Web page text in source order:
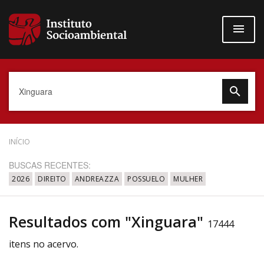
para
conteúdo
Data do Documento
Até
INÍCIO
BUSCAS RECENTES:
2026 DIREITO ANDREAZZA POSSUELO MULHER
Resultados com "Xinguara" 17444
itens no acervo.